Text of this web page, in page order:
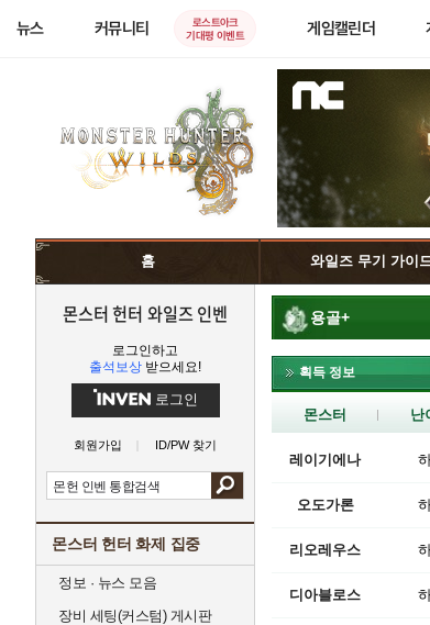
뉴스 커뮤니티
로스트아크
기대평 이벤트
게임캘린더
홈 와일즈 무기 가이
몬스터 헌터 와일즈 인벤
로그인하고
출석보상 받으세요!
로그인
회원가입 ID/PW 찾기
몬스터 헌터 화제 집중
정보 · 뉴스 모음
장비 세팅(커스텀) 게시판
용골+
획득 정보
몬스터 난
레이기에나
오도가론
리오레우스
디아블로스